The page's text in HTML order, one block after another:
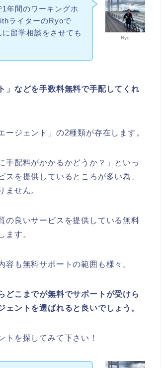
Ryo
年間のワーキングホ
ライターのRyoで
留学相談をさせても
」などを手数料無料で手配してくれ
ジェント」の2種類が存在します。
手配料がかかるかどうか？」といっ
を提供しているところが多い為、
ません。
の良いサービスを提供している無料
ます。
も無料サポートの範囲も様々。
どこまでが無料でサポートが受けら
ントを選ばれると良いでしょう。
を探してみて下さい！